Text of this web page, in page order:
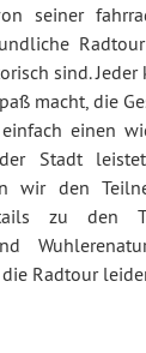
seiner
sind. Jeder
macht, die
einen
Stadt
wir den
zu den
Radtour